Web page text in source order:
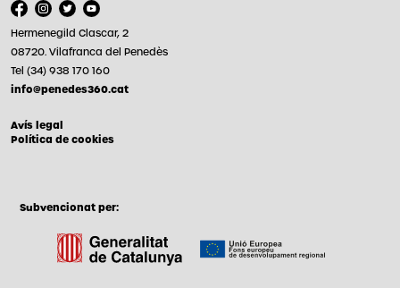
Hermenegild Clascar, 2
08720. Vilafranca del Penedès
Tel (34) 938 170 160
info@penedes360.cat
Avís legal
Política de cookies
Subvencionat per: